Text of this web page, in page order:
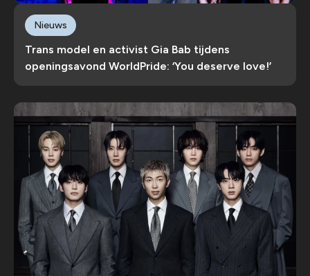
Trans model en activist Gia Bab tijdens
openingsavond WorldPride: ‘You deserve love!’
Nieuws